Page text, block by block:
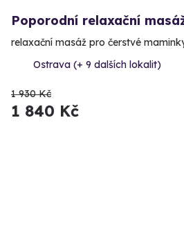
Poporodní relaxační
relaxační masáž pro čerstvé
Ostrava (+ 9 dalších lokalit)
1 930 Kč
1 840 Kč